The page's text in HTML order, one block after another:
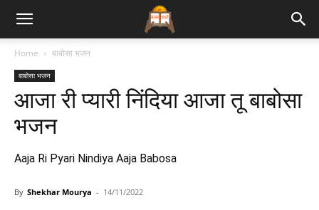
Bhajan
Lyrics
Home बाबोसा भजन
बाबोसा भजन
आजा री प्यारी निंदिया आजा तू बाबोसा
भजन
Aaja Ri Pyari Nindiya Aaja Babosa
By Shekhar Mourya - 14/11/2022